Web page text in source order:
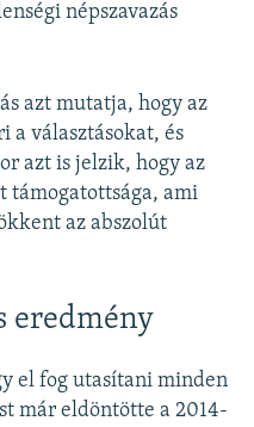
népszavazás
azt mutatja, hogy az
a választásokat, és
azt is jelzik, hogy az
támogatottsága, ami
az abszolút
eredmény
el fog utasítani minden
már eldöntötte a 2014-